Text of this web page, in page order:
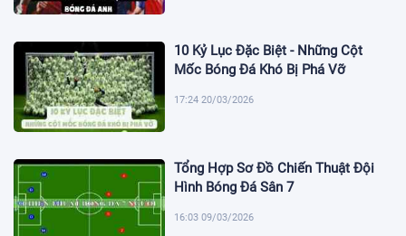
10 Kỷ Lục Đặc Biệt - Những Cột
Mốc Bóng Đá Khó Bị Phá Vỡ
17:24 20/03/2026
Tổng Hợp Sơ Đồ Chiến Thuật Đội
Hình Bóng Đá Sân 7
16:03 09/03/2026